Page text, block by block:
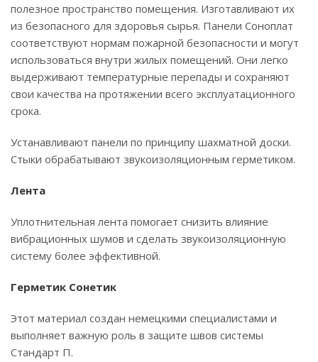
полезное пространство помещения. Изготавливают их
из безопасного для здоровья сырья. Панели Соноплат
соответствуют нормам пожарной безопасности и могут
использоваться внутри жилых помещений. Они легко
выдерживают температурные перепады и сохраняют
свои качества на протяжении всего эксплуатационного
срока.
Устанавливают панели по принципу шахматной доски.
Стыки обрабатывают звукоизоляционным герметиком.
Лента
Уплотнительная лента помогает снизить влияние
вибрационных шумов и сделать звукоизоляционную
систему более эффективной.
Герметик Сонетик
Этот материал создан немецкими специалистами и
выполняет важную роль в защите швов системы
Стандарт П.